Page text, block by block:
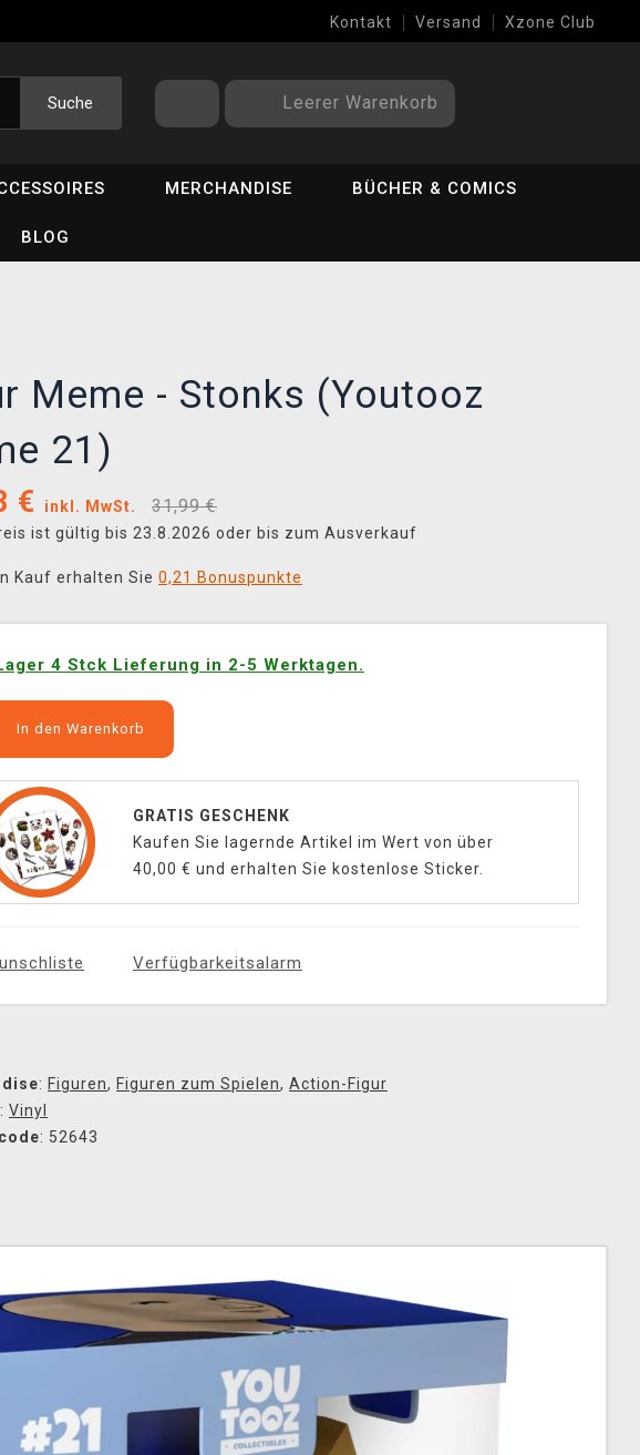
Kontakt Versand Xzone Club
Suche Leerer Warenkorb
MERCHANDISE BÜCHER & COMICS
BLOG
Meme - Stonks (Youtooz
21)
€ inkl. MwSt. 31,99 €
ist gültig bis 23.8.2026 oder bis zum Ausverkauf
Kauf erhalten Sie 0,21 Bonuspunkte
4 Stck Lieferung in 2-5 Werktagen.
In den Warenkorb
GRATIS GESCHENK
Kaufen Sie lagernde Artikel im Wert von über
40,00 € und erhalten Sie kostenlose Sticker.
Verfügbarkeitsalarm
: Figuren, Figuren zum Spielen, Action-Figur
: Vinyl
: 52643